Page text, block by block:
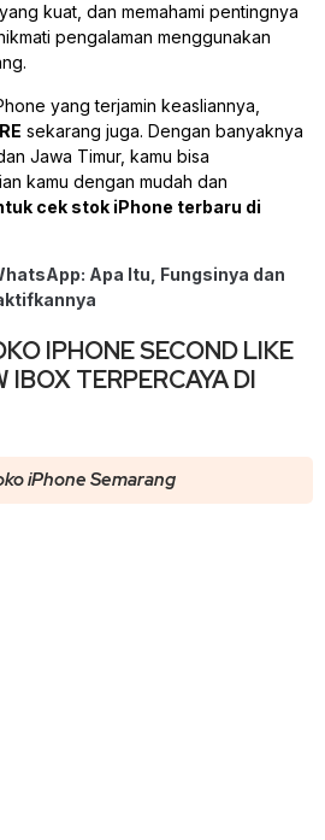
kuat, dan memahami pentingnya
pengalaman menggunakan
yang terjamin keasliannya,
sekarang juga. Dengan banyaknya
Jawa Timur, kamu bisa
kamu dengan mudah dan
cek stok iPhone terbaru di
Apa Itu, Fungsinya dan
IPHONE SECOND LIKE
IBOX TERPERCAYA DI
iPhone Semarang